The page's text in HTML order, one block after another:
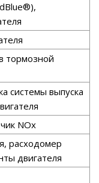
тормозной
системы выпуска
NOx
расходомер
двигателя